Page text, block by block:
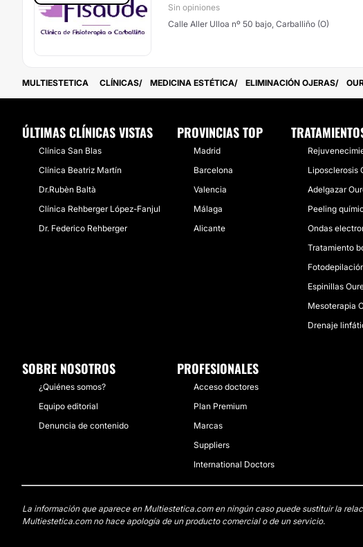
Sin opiniones
Calle Aller Ulloa nº 50 bajo, Carballiño (O)
MULTIESTETICA CLÍNICAS MEDICINA ESTÉTICA ELIMINACIÓN OJERAS
ÚLTIMAS CLÍNICAS VISTAS
Clínica San Blas
Clínica Beatriz Martín
Dr.Rubèn Baltà
Clínica Rehberger López-Fanjul
Dr. Federico Rehberger
PROVINCIAS TOP
Madrid
Barcelona
Valencia
Málaga
Alicante
Liposclerosis
Adelgazar
Peeling
Ondas
Tratamiento
Espinillas
Mesoterapia
Drenaje
SOBRE NOSOTROS
¿Quiénes somos?
Equipo editorial
Denuncia de contenido
PROFESIONALES
Acceso doctores
Plan Premium
Marcas
Suppliers
International Doctors
La información que aparece en Multiestetica.com en ningún caso puede sustituir la
Multiestetica.com no hace apología de un producto comercial o de un servicio.